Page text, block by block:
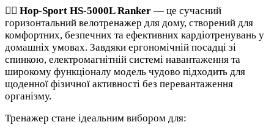
🚴‍♂️ Hop-Sport HS-5000L Ranker — це сучасний
горизонтальний велотренажер для дому, створений для
комфортних, безпечних та ефективних кардіотренувань у
домашніх умовах. Завдяки ергономічній посадці зі
спинкою, електромагнітній системі навантаження та
широкому функціоналу модель чудово підходить для
щоденної фізичної активності без перевантаження
організму.
Тренажер стане ідеальним вибором для: